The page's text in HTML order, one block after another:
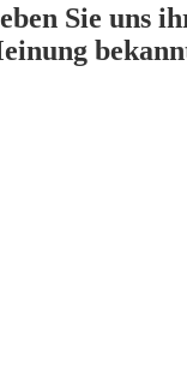
Sie uns